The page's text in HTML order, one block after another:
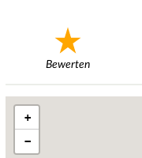
Bewerten
+
−